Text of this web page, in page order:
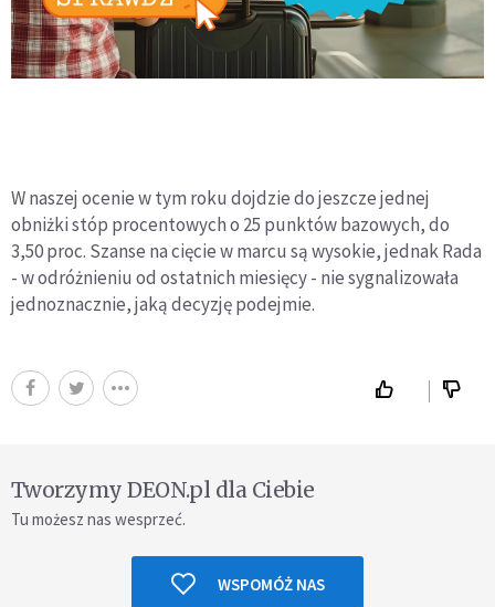
W naszej ocenie w tym roku dojdzie do jeszcze jednej
obniżki stóp procentowych o 25 punktów bazowych, do
3,50 proc. Szanse na cięcie w marcu są wysokie, jednak Rada
- w odróżnieniu od ostatnich miesięcy - nie sygnalizowała
jednoznacznie, jaką decyzję podejmie.
Tworzymy DEON.pl dla Ciebie
Tu możesz nas wesprzeć.
WSPOMÓŻ NAS